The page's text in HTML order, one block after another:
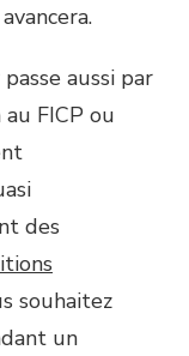
aussi par
FICP ou
des
souhaitez
un